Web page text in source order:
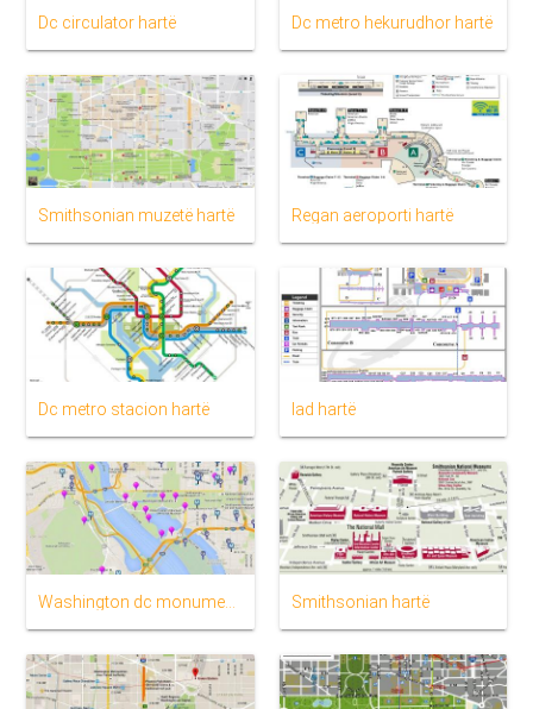
Dc circulator hartë Dc metro hekurudhor hartë
Smithsonian muzetë hartë Regan aeroporti hartë
Dc metro stacion hartë Iad hartë
Washington dc monumenteve hartë Smithsonian hartë